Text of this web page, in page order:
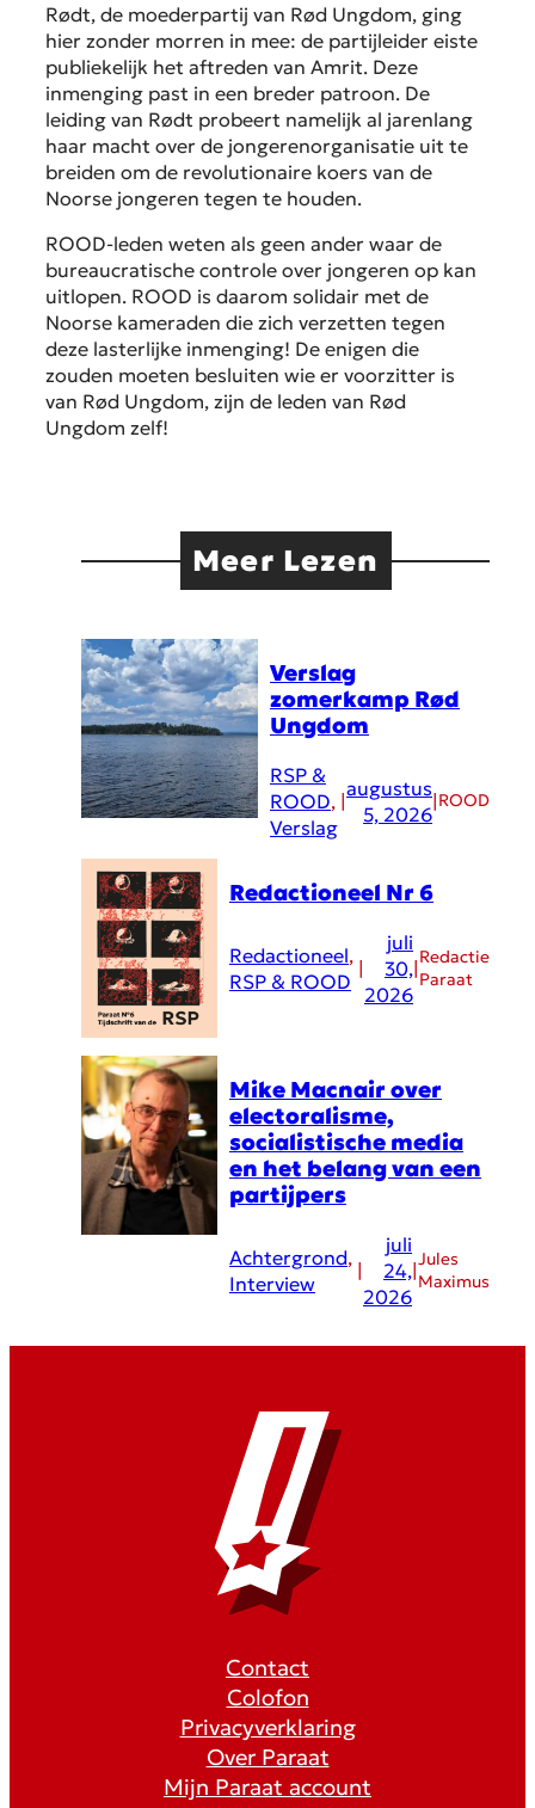
Rødt, de moederpartij van Rød Ungdom, ging
hier zonder morren in mee: de partijleider eiste
publiekelijk het aftreden van Amrit. Deze
inmenging past in een breder patroon. De
leiding van Rødt probeert namelijk al jarenlang
haar macht over de jongerenorganisatie uit te
breiden om de revolutionaire koers van de
Noorse jongeren tegen te houden.
ROOD-leden weten als geen ander waar de
bureaucratische controle over jongeren op kan
uitlopen. ROOD is daarom solidair met de
Noorse kameraden die zich verzetten tegen
deze lasterlijke inmenging! De enigen die
zouden moeten besluiten wie er voorzitter is
van Rød Ungdom, zijn de leden van Rød
Ungdom zelf!
Meer Lezen
Verslag
zomerkamp Rød
Ungdom
RSP &
ROOD
Verslag
|
augustus
5, 2026
|ROOD
Redactioneel Nr 6
Redactioneel
RSP & ROOD
|
juli
30,
2026
|Redactie
Paraat
Mike Macnair over
electoralisme,
socialistische media
en het belang van een
partijpers
Achtergrond
Interview
|
juli
24,
2026
|Jules
Maximus
Contact
Colofon
Privacyverklaring
Over Paraat
Mijn Paraat account